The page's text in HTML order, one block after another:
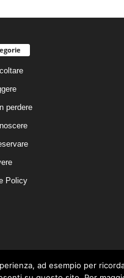
perdere
Policy
ad esempio per